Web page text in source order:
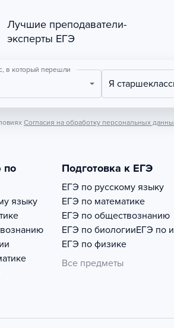
Лучшие преподаватели-
эксперты ЕГЭ
в который перешли
Я
Согласия на обработку персональных
по
языку
Подготовка к ЕГЭ
ЕГЭ по русскому языку
ЕГЭ по математике
ЕГЭ по обществознанию
ЕГЭ по биологииЕГЭ по
ЕГЭ по физике
Все предметы